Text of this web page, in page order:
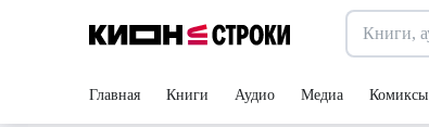
Главная Книги Аудио Медиа Комиксы